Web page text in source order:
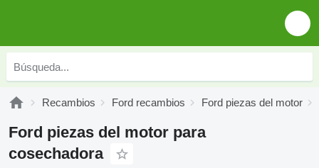
Recambios Ford recambios Ford piezas del motor
Ford piezas del motor para
cosechadora